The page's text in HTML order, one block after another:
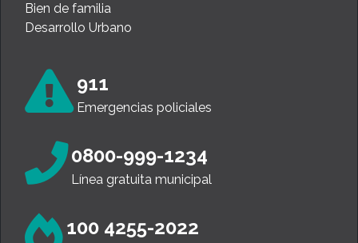
Bien de familia
Desarrollo Urbano
911
Emergencias policiales
0800-999-1234
Línea gratuita municipal
100 4255-2022